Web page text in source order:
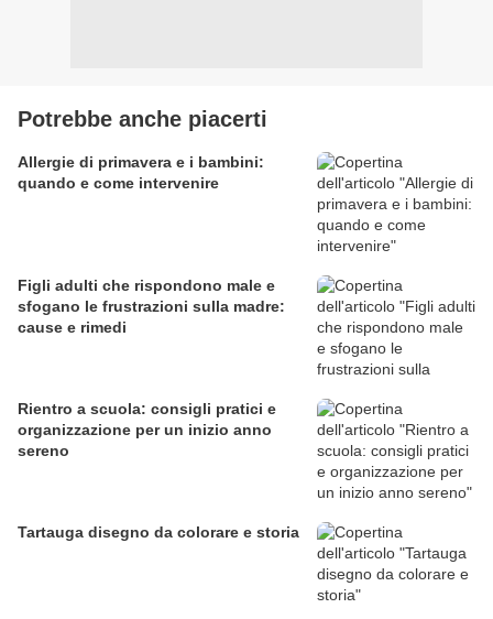
Potrebbe anche piacerti
Allergie di primavera e i bambini:
quando e come intervenire
Figli adulti che rispondono male e
sfogano le frustrazioni sulla madre:
cause e rimedi
Rientro a scuola: consigli pratici e
organizzazione per un inizio anno
sereno
Tartauga disegno da colorare e storia